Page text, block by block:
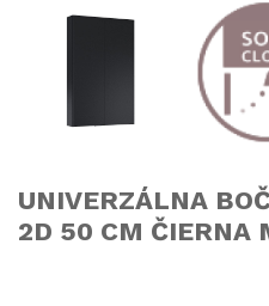
UNIVERZÁLNA
2D 50 CM ČIERNA